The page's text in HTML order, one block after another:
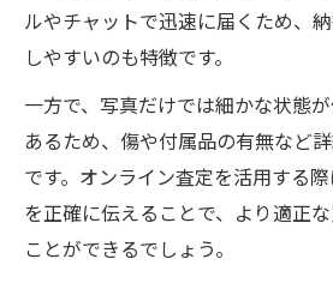
ルやチャットで迅速に届くため、
しやすいのも特徴です。
一方で、写真だけでは細かな状態
あるため、傷や付属品の有無など
です。オンライン査定を活用する
を正確に伝えることで、より適正
ことができるでしょう。